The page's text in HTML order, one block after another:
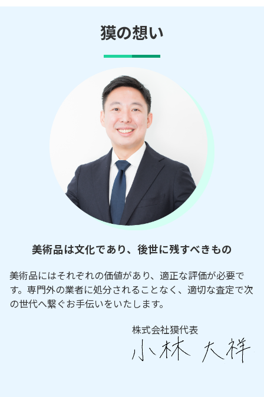
獏の想い
美術品は文化であり、後世に残すべきもの
美術品にはそれぞれの価値があり、適正な評価が必要で
す。専門外の業者に処分されることなく、適切な査定で次
の世代へ繋ぐお手伝いをいたします。
株式会社獏代表